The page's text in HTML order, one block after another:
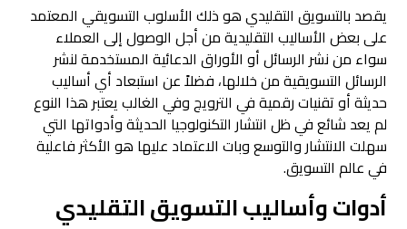
يقصد بالتسويق التقليدي هو ذلك الأسلوب التسويقي المعتمد
على بعض الأساليب التقليدية من أجل الوصول إلى العملاء
سواء من نشر الرسائل أو الأوراق الدعائية المستخدمة لنشر
الرسائل التسويقية من خلالها، فضلاً عن استبعاد أي أساليب
حديثة أو تقنيات رقمية في الترويج وفي الغالب يعتبر هذا النوع
لم يعد شائع في ظل انتشار التكنولوجيا الحديثة وأدواتها التي
سهلت الانتشار والتوسع وبات الاعتماد عليها هو الأكثر فاعلية
في عالم التسويق.
أدوات وأساليب التسويق التقليدي